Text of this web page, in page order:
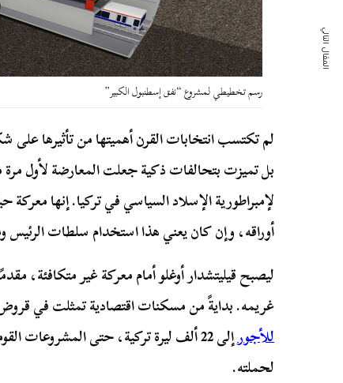
رسم تخطيطي لمشروع “نفق إسطنبول الكبير”
لم تكتسب انتخابات القرن أهميتها من تأثيرها
بل تميزت بتحالفات ذكية جعلت المعارضة لأول
لإمبراطورية الإسلاد السياسي في تركيا. إنها
أوراقه، وإن كان يعني هذا استخدام سلطات الرئيس
ليصبح قيليتشدار أوغلو أمام معركة غير متكافئة،
غريمه. بدايةً من مسكنات اقتصادية تمثلت في
للأجور
إلى 22 ألف ليرة تركية، حتى المشروعات
لحملته.
المقال التالي